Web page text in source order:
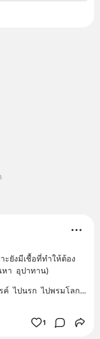
ะยังมีเชื้อที่ทำให้ต้อง
า  อุปาทาน)
ค์  ไปนรก  ไปพรมโลก
1